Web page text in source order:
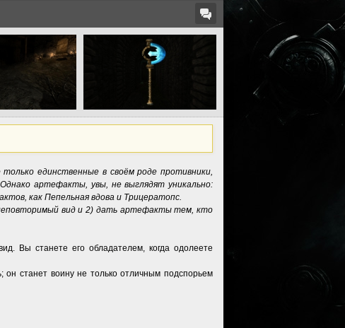
единственные в своём роде противники,
артефакты, увы, не выглядят уникально:
как Пепельная вдова и Трицератопс.
вид и 2) дать артефакты тем, кто
Вы станете его обладателем, когда одолеете
станет воину не только отличным подспорьем